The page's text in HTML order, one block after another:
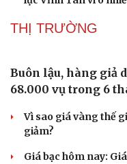
được xử lý
y tế, giáo dục
Nhiều công trình, an
Lâm Đồng đẩy